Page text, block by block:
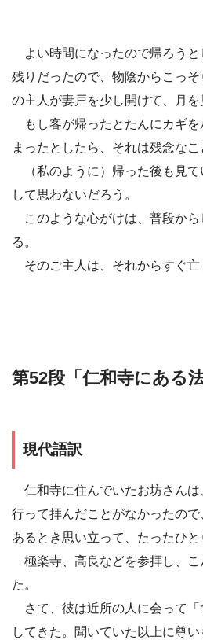
よい時間になったので帰ろうと
残りだったので、物陰からこっ
の主人が妻戸を少し開けて、月を
もし客が帰ったとたんにカギを
まったとしたら、それは残念なこ
（私のように）帰った後も見て
して思わないだろう。
このような心がけは、普段から
る。
そのご主人は、それからすぐ亡
第52段「仁和寺にある法
現代語訳
仁和寺に住んでいたお坊さんは
行って拝んだことがなかったので
あるとき思い立って、たったひと
極楽寺、高良などを参拝し、こ
た。
さて、彼は近所の人に会って「
してきた。聞いていた以上に尊